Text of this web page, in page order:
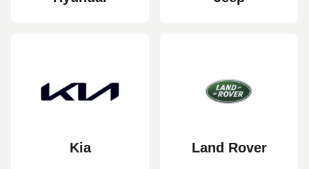
Kia Land Rover